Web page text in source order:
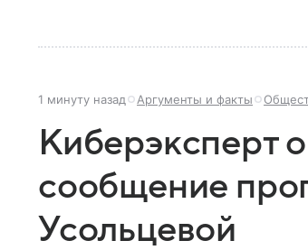
1 минуту назад Аргументы и факты
Киберэксперт
сообщение
Усольцевой